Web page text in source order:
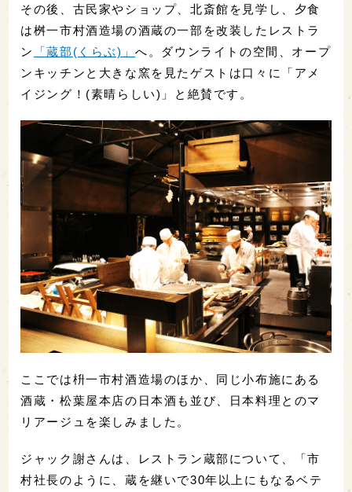
その後、古民家やショップ、北斎館を見学し、夕食
は桝一市村酒造場の酒蔵の一部を改装したレストラ
ン
「蔵部(くらぶ)」へ。ダウンライトの空間、オープ
ンキッチンと大きな窯を見たゲストは口々に「アメ
イジング！(素晴らしい)」と絶賛です。
ここでは枡一市村酒造場のほか、同じ小布施にある
酒蔵・松葉屋本店の日本酒も並び、日本料理とのマ
リアージュを楽しみました。
ジャック謝さんは、レストラン蔵部について、「市
村社長のように、蔵を継いで30年以上にもなるベテ